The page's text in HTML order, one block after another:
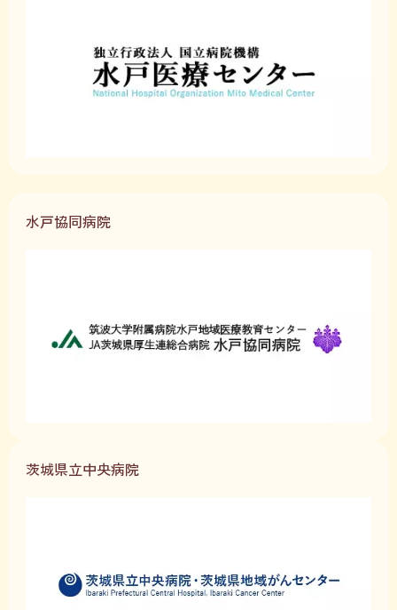
水戸協同病院
茨城県立中央病院
電話での
お問い合わせ
予約について